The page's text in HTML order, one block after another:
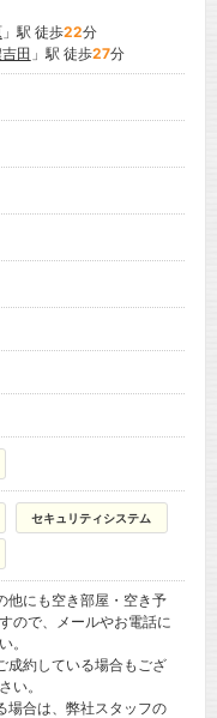
」駅 徒歩22分
田 」駅 徒歩27分
セキュリティシステム
他にも空き部屋・空き予
ので、メールやお電話に
。
成約している場合もござ
い。
場合は、弊社スタッフの